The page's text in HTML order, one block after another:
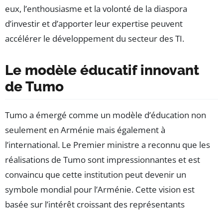
eux, l’enthousiasme et la volonté de la diaspora
d’investir et d’apporter leur expertise peuvent
accélérer le développement du secteur des TI.
Le modèle éducatif innovant
de Tumo
Tumo a émergé comme un modèle d’éducation non
seulement en Arménie mais également à
l’international. Le Premier ministre a reconnu que les
réalisations de Tumo sont impressionnantes et est
convaincu que cette institution peut devenir un
symbole mondial pour l’Arménie. Cette vision est
basée sur l’intérêt croissant des représentants